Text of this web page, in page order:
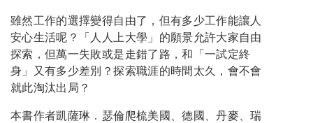
雖然工作的選擇變得自由了，但有多少工作能讓人
安心生活呢？「人人上大學」的願景允許大家自由
探索，但萬一失敗或是走錯了路，和「一試定終
身」又有多少差別？探索職涯的時間太久，會不會
就此淘汰出局？
本書作者凱薩琳．瑟倫爬梳美國、德國、丹麥、瑞